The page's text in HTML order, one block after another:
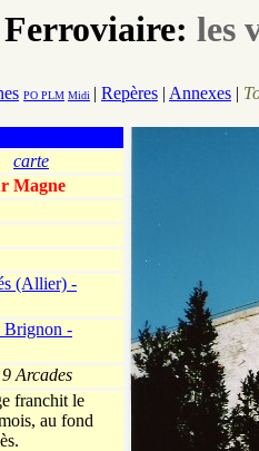
les
PO PLM Midi | Repères | Annexes |
carte
Magne
(Allier) -
-
Arcades
franchit le
au fond